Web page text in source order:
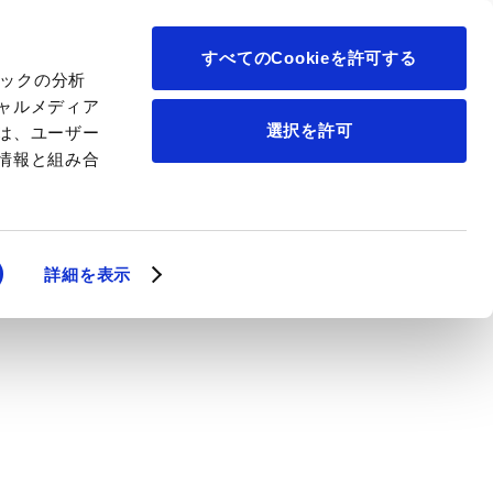
クの分析
ルメディア
、ユーザー
報と組み合
詳細を表示
すべてのCookieを許可する
選択を許可